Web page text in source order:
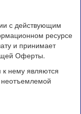
с действующим
ресурсе
и принимает
Оферты.
нему являются